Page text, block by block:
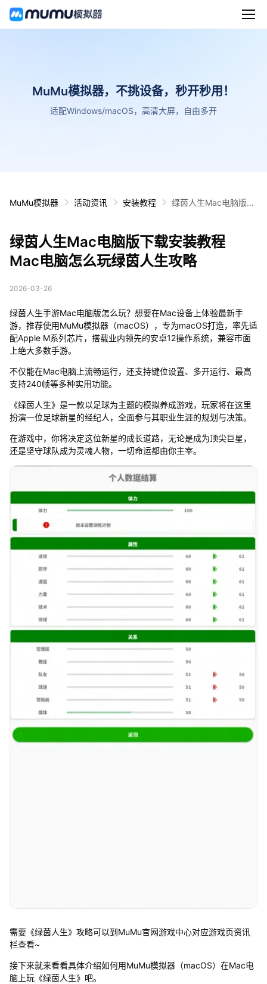
MuMu模拟器，不挑设备，秒开秒用！
适配Windows/macOS，高清大屏，自由多开
MuMu模拟器 活动资讯 安装教程
绿茵人生Mac电脑版下
绿茵人生Mac电脑版下载安装教程
Mac电脑怎么玩绿茵人生攻略
2026-03-26
绿茵人生手游Mac电脑版怎么玩？想要在Mac设备上体验最新手
游，推荐使用MuMu模拟器（macOS），专为macOS打造，率先适
配Apple M系列芯片，搭载业内领先的安卓12操作系统，兼容市面
上绝大多数手游。
不仅能在Mac电脑上流畅运行，还支持键位设置、多开运行、最高
支持240帧等多种实用功能。
《绿茵人生》是一款以足球为主题的模拟养成游戏，玩家将在这里
扮演一位足球新星的经纪人，全面参与其职业生涯的规划与决策。
在游戏中，你将决定这位新星的成长道路，无论是成为顶尖巨星，
还是坚守球队成为灵魂人物，一切命运都由你主宰。
需要《绿茵人生》攻略可以到MuMu官网游戏中心对应游戏页资讯
栏查看~
接下来就来看看具体介绍如何用MuMu模拟器（macOS）在Mac电
脑上玩《绿茵人生》吧。